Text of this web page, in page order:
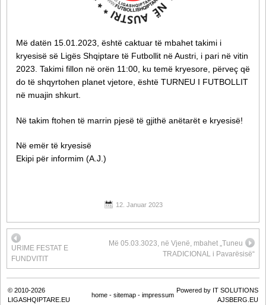
Më datën 15.01.2023, është caktuar të mbahet takimi i
kryesisë së Ligës Shqiptare të Futbollit në Austri, i pari në vitin
2023. Takimi fillon në orën 11:00, ku temë kryesore, përveç që
do të shqyrtohen planet vjetore, është TURNEU I FUTBOLLIT
në muajin shkurt.
Në takim ftohen të marrin pjesë të gjithë anëtarët e kryesisë!
Në emër të kryesisë
Ekipi për informim (A.J.)
12. Januar 2023
URIME FESTAT E
FUNDVITIT
Më 05.03.3023, në Vjenë, mbahet „Tuneu
TRADICIONAL i Pavarësisë“
© 2010-2026
LIGASHQIPTARE.EU
home - sitemap - impressum
Powered by IT SOLUTIONS
AJSBERG.EU